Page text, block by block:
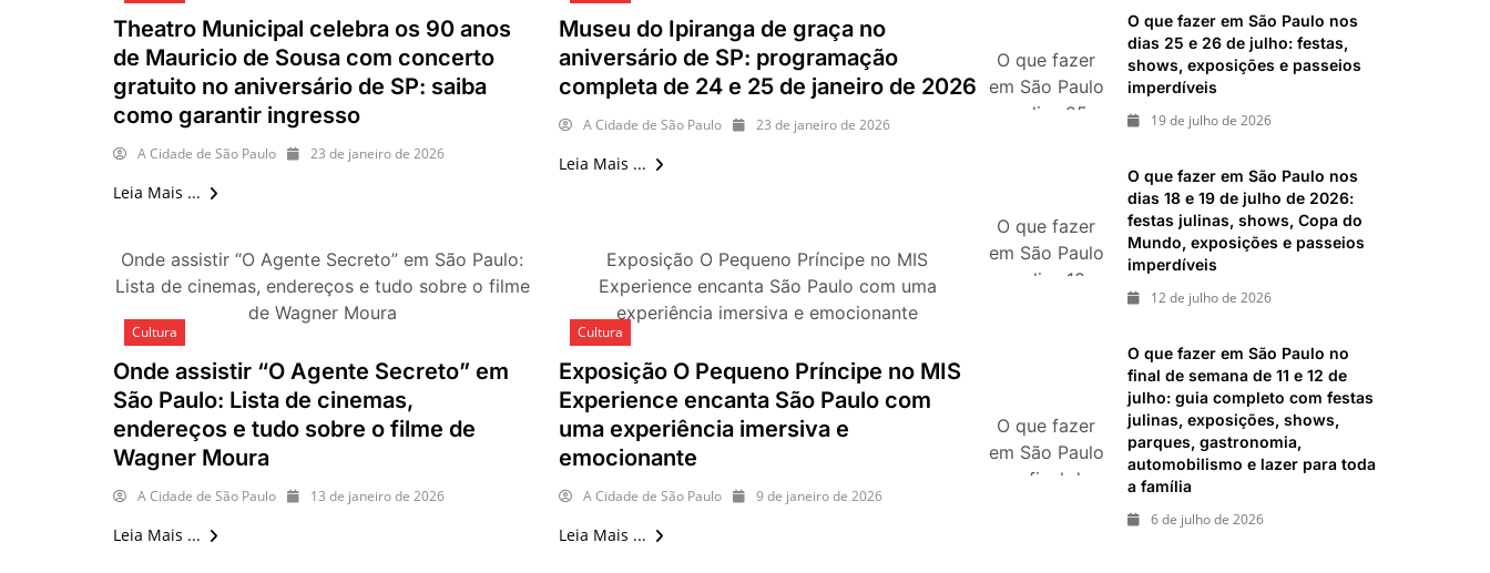
Theatro Municipal celebra os 90 anos
de Mauricio de Sousa com concerto
gratuito no aniversário de SP: saiba
como garantir ingresso
A Cidade de São Paulo 23 de janeiro de 2026
Leia Mais ...
Museu do Ipiranga de graça no
aniversário de SP: programação
completa de 24 e 25 de janeiro de 2026
A Cidade de São Paulo 23 de janeiro de 2026
Leia Mais ...
Onde assistir “O Agente Secreto” em São Paulo:
Lista de cinemas, endereços e tudo sobre o filme
de Wagner Moura
Cultura
Onde assistir “O Agente Secreto” em
São Paulo: Lista de cinemas,
endereços e tudo sobre o filme de
Wagner Moura
A Cidade de São Paulo 13 de janeiro de 2026
Leia Mais ...
Exposição O Pequeno Príncipe no MIS
Experience encanta São Paulo com uma
experiência imersiva e emocionante
Cultura
Exposição O Pequeno Príncipe no MIS
Experience encanta São Paulo com
uma experiência imersiva e
emocionante
A Cidade de São Paulo 9 de janeiro de 2026
Leia Mais ...
exposições,
parques e
passeios
O que fazer
em São Paulo
nos dias 25 e
exposições e
passeios
imperdíveis
O que fazer em São Paulo nos
dias 25 e 26 de julho: festas,
shows, exposições e passeios
imperdíveis
19 de julho de 2026
O que fazer
em São Paulo
nos dias 18 e
exposições e
passeios
O que fazer em São Paulo nos
dias 18 e 19 de julho de 2026:
festas julinas, shows, Copa do
Mundo, exposições e passeios
imperdíveis
12 de julho de 2026
O que fazer
em São Paulo
no final de
O que fazer em São Paulo no
final de semana de 11 e 12 de
julho: guia completo com festas
julinas, exposições, shows,
parques, gastronomia,
automobilismo e lazer para toda
a família
6 de julho de 2026